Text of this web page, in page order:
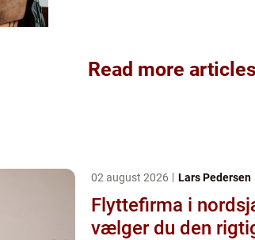
Read more
02 august 2026 Lars Pedersen
Flyttefirma i
vælger du den